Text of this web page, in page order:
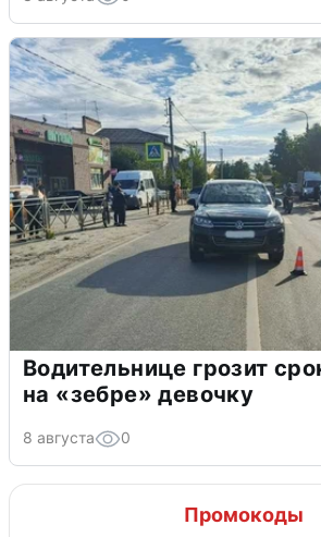
Водительнице грозит
на «зебре» девочку
8 августа 0
Промокоды